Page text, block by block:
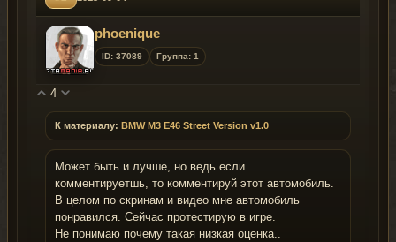
phoenique
ID: 37089 Группа: 1
4
К материалу: BMW M3 E46 Street Version v1.0
Может быть и лучше, но ведь если
комментируетшь, то комментируй этот автомобиль.
В целом по скринам и видео мне автомобиль
понравился. Сейчас протестирую в игре.
Не понимаю почему такая низкая оценка..